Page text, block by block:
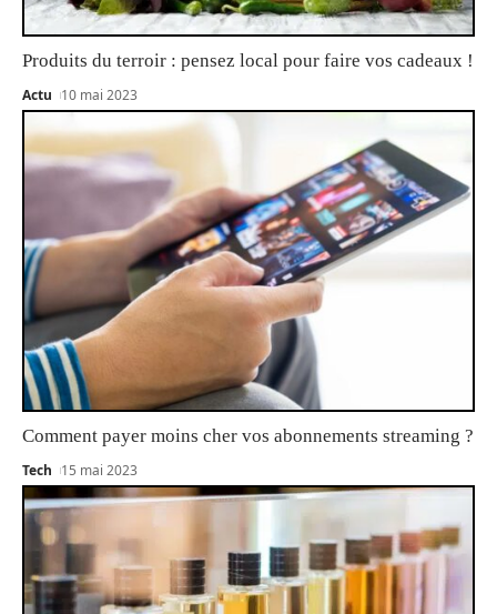
Produits du terroir : pensez local pour faire vos cadeaux !
Actu 10 mai 2023
Comment payer moins cher vos abonnements streaming ?
Tech 15 mai 2023